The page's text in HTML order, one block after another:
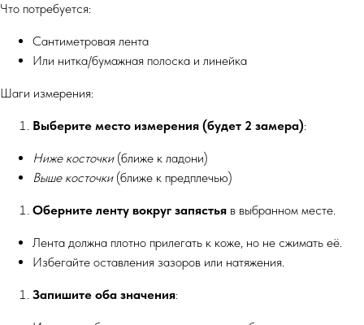
Что потребуется:
Сантиметровая лента
Или нитка/бумажная полоска и линейка
Шаги измерения:
Выберите место измерения (будет 2 замера):
Ниже косточки(ближе к ладони)
Выше косточки(ближе к предплечью)
Оберните ленту вокруг запястья в выбранном месте.
Лента должна плотно прилегать к коже, но не сжимать её.
Избегайте оставления зазоров или натяжения.
Запишите оба значения: